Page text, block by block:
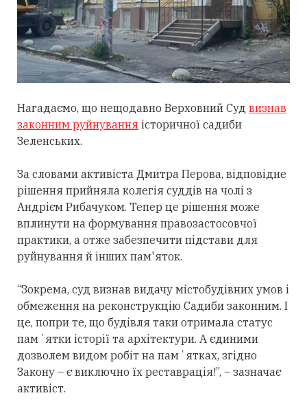
Нагадаємо, що нещодавно Верховний Суд визнав
законним руйнування історичної садиби
Зеленських.
За словами активіста Дмитра Перова, відповідне
рішення прийняла колегія суддів на чолі з
Андрієм Рибачуком. Тепер це рішення може
вплинути на формування правозастосовчої
практики, а отже забезпечити підстави для
руйнування й інших пам'яток.
“Зокрема, суд визнав видачу містобудівних умов і
обмеження на реконструкцію Садиби законним. І
це, попри те, що будівля таки отримала статус
памʼятки історії та архітектури. А єдиними
дозволем видом робіт на памʼятках, згідно
Закону – є виключно їх реставрація!”, – зазначає
активіст.